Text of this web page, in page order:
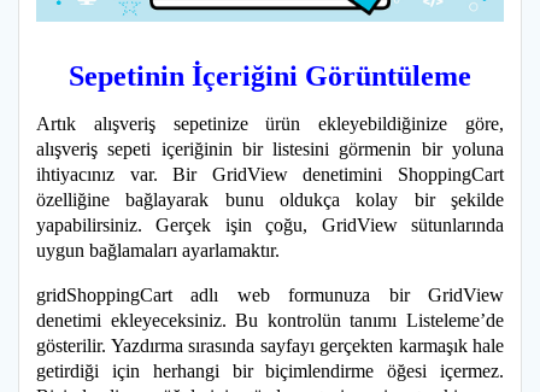
Sepetinin İçeriğini Görüntüleme
Artık alışveriş sepetinize ürün ekleyebildiğinize göre,
alışveriş sepeti içeriğinin bir listesini görmenin bir yoluna
ihtiyacınız var. Bir GridView denetimini ShoppingCart
özelliğine bağlayarak bunu oldukça kolay bir şekilde
yapabilirsiniz. Gerçek işin çoğu, GridView sütunlarında
uygun bağlamaları ayarlamaktır.
gridShoppingCart adlı web formunuza bir GridView
denetimi ekleyeceksiniz. Bu kontrolün tanımı Listeleme’de
gösterilir. Yazdırma sırasında sayfayı gerçekten karmaşık hale
getirdiği için herhangi bir biçimlendirme öğesi içermez.